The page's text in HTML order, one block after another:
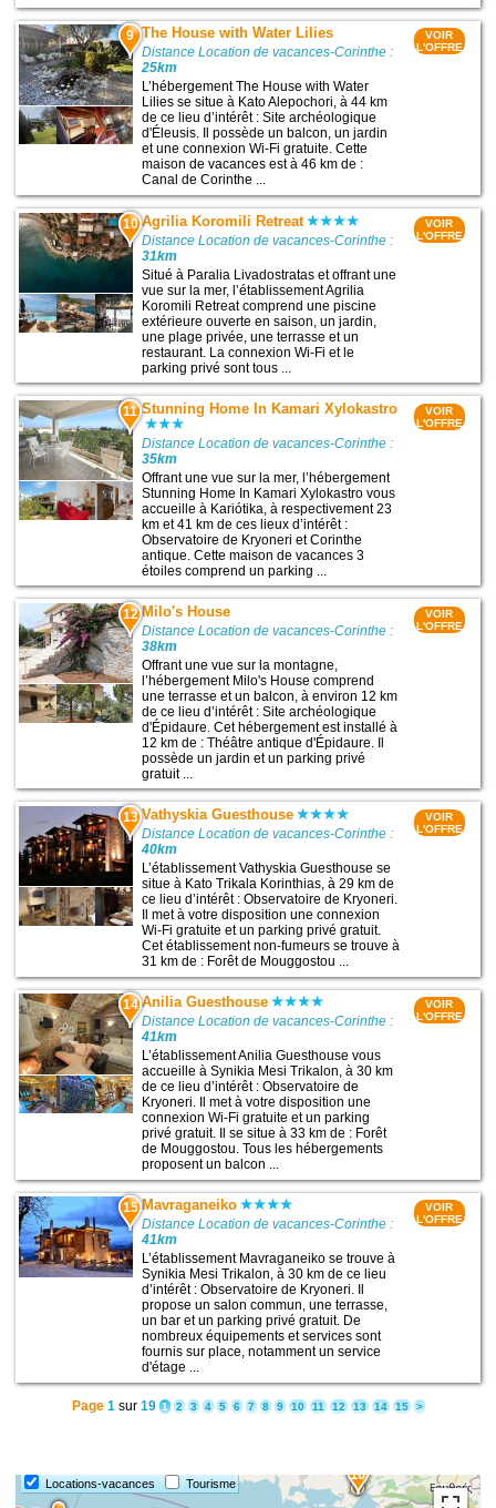
9 The House with Water Lilies
Distance Location de vacances-Corinthe :
25km
L’hébergement The House with Water
Lilies se situe à Kato Alepochori, à 44 km
de ce lieu d’intérêt : Site archéologique
d'Éleusis. Il possède un balcon, un jardin
et une connexion Wi-Fi gratuite. Cette
maison de vacances est à 46 km de :
Canal de Corinthe ...
VOIR
L'OFFRE
10 Agrilia Koromili Retreat
Distance Location de vacances-Corinthe :
31km
Situé à Paralia Livadostratas et offrant une
vue sur la mer, l’établissement Agrilia
Koromili Retreat comprend une piscine
extérieure ouverte en saison, un jardin,
une plage privée, une terrasse et un
restaurant. La connexion Wi-Fi et le
parking privé sont tous ...
VOIR
L'OFFRE
11 Stunning Home In Kamari Xylokastro
Distance Location de vacances-Corinthe :
35km
Offrant une vue sur la mer, l’hébergement
Stunning Home In Kamari Xylokastro vous
accueille à Kariótika, à respectivement 23
km et 41 km de ces lieux d’intérêt :
Observatoire de Kryoneri et Corinthe
antique. Cette maison de vacances 3
étoiles comprend un parking ...
VOIR
L'OFFRE
12 Milo's House
Distance Location de vacances-Corinthe :
38km
Offrant une vue sur la montagne,
l’hébergement Milo's House comprend
une terrasse et un balcon, à environ 12 km
de ce lieu d’intérêt : Site archéologique
d'Épidaure. Cet hébergement est installé à
12 km de : Théâtre antique d'Épidaure. Il
possède un jardin et un parking privé
gratuit ...
VOIR
L'OFFRE
13 Vathyskia Guesthouse
Distance Location de vacances-Corinthe :
40km
L’établissement Vathyskia Guesthouse se
situe à Kato Trikala Korinthias, à 29 km de
ce lieu d’intérêt : Observatoire de Kryoneri.
Il met à votre disposition une connexion
Wi-Fi gratuite et un parking privé gratuit.
Cet établissement non-fumeurs se trouve à
31 km de : Forêt de Mouggostou ...
VOIR
L'OFFRE
14 Anilia Guesthouse
Distance Location de vacances-Corinthe :
41km
L’établissement Anilia Guesthouse vous
accueille à Synikia Mesi Trikalon, à 30 km
de ce lieu d’intérêt : Observatoire de
Kryoneri. Il met à votre disposition une
connexion Wi-Fi gratuite et un parking
privé gratuit. Il se situe à 33 km de : Forêt
de Mouggostou. Tous les hébergements
proposent un balcon ...
VOIR
L'OFFRE
15 Mavraganeiko
Distance Location de vacances-Corinthe :
41km
L’établissement Mavraganeiko se trouve à
Synikia Mesi Trikalon, à 30 km de ce lieu
d’intérêt : Observatoire de Kryoneri. Il
propose un salon commun, une terrasse,
un bar et un parking privé gratuit. De
nombreux équipements et services sont
fournis sur place, notamment un service
d'étage ...
VOIR
L'OFFRE
Page 1sur 19 1 2 3 4 5 6 7 8 9 10 11 12 13 14 15 >
Locations-vacances Tourisme
10